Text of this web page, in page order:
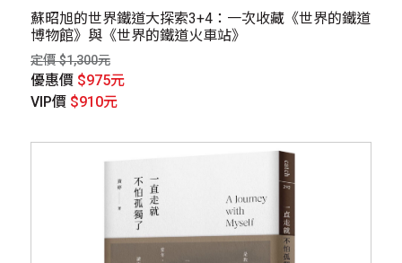
蘇昭旭的世界鐵道大探索3+4：一次收藏《世界的鐵道
博物館》與《世界的鐵道火車站》
定價 $1,300元
優惠價 $975元
VIP價 $910元